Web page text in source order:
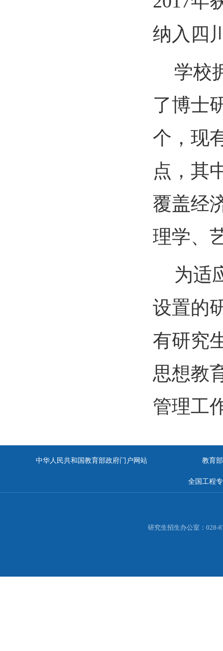
纳入四
学校
了博士
个，现
点，其
覆盖经
理学、
为适
设置的
有研究
思想教
管理工
中华人民共和国教育部政府门户网站 教育
全国工程
研究生招生办公室：028-